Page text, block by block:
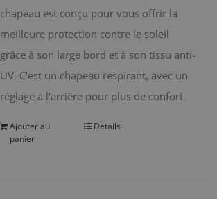
chapeau est conçu pour vous offrir la
meilleure protection contre le soleil
grâce à son large bord et à son tissu anti-
UV. C'est un chapeau respirant, avec un
réglage à l'arrière pour plus de confort.
Ajouter au
panier
Details